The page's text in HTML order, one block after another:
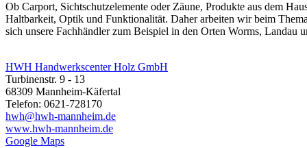
Ob Carport, Sichtschutzelemente oderZäune, Produkte aus dem
Haltbarkeit, Optik und Funktionalität. Daher arbeiten wir beim
sich unsere Fachhändler zum Beispiel in den Orten Worms, Landau
HWH Handwerkscenter Holz GmbH
Turbinenstr. 9 - 13
68309 Mannheim-Käfertal
Telefon: 0621-728170
hwh@hwh-mannheim.de
www.hwh-mannheim.de
Google Maps